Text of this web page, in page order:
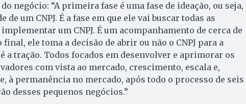
negócio: “A primeira fase é uma fase de ideação, ou seja,
de um CNPJ. É a fase em que ele vai buscar todas as
um CNPJ. É um acompanhamento de cerca de
final, ele toma a decisão de abrir ou não o CNPJ para a
a tração. Todos focados em desenvolver e aprimorar os
com vista ao mercado, crescimento, escala e,
à permanência no mercado, após todo o processo de seis
desses pequenos negócios.”